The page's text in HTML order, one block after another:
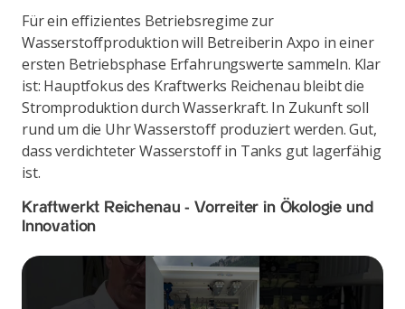
Für ein effizientes Betriebsregime zur
Wasserstoffproduktion will Betreiberin Axpo in einer
ersten Betriebsphase Erfahrungswerte sammeln. Klar
ist: Hauptfokus des Kraftwerks Reichenau bleibt die
Stromproduktion durch Wasserkraft. In Zukunft soll
rund um die Uhr Wasserstoff produziert werden. Gut,
dass verdichteter Wasserstoff in Tanks gut lagerfähig
ist.
Kraftwerkt Reichenau - Vorreiter in Ökologie und
Innovation